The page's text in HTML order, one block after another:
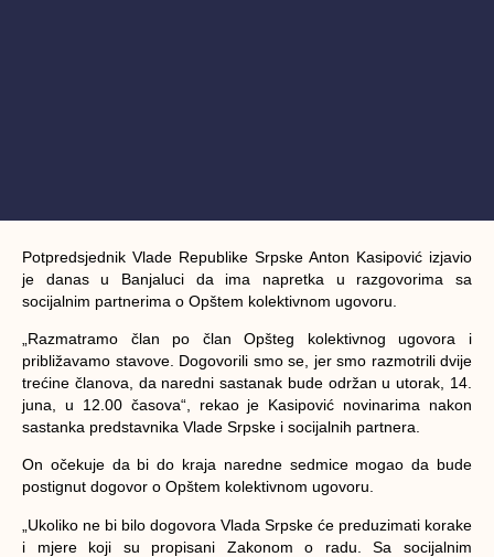
Potpredsjednik Vlade Republike Srpske Anton Kasipović izjavio
je danas u Banjaluci da ima napretka u razgovorima sa
socijalnim partnerima o Opštem kolektivnom ugovoru.
„Razmatramo član po član Opšteg kolektivnog ugovora i
približavamo stavove. Dogovorili smo se, jer smo razmotrili dvije
trećine članova, da naredni sastanak bude održan u utorak, 14.
juna, u 12.00 časova“, rekao je Kasipović novinarima nakon
sastanka predstavnika Vlade Srpske i socijalnih partnera.
On očekuje da bi do kraja naredne sedmice mogao da bude
postignut dogovor o Opštem kolektivnom ugovoru.
„Ukoliko ne bi bilo dogovora Vlada Srpske će preduzimati korake
i mjere koji su propisani Zakonom o radu. Sa socijalnim